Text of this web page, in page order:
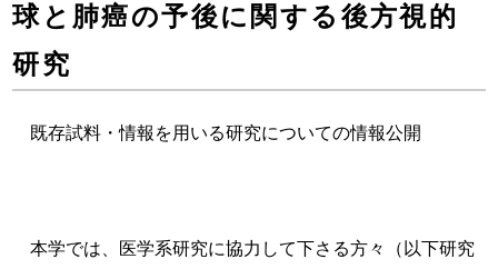
球と肺癌の予後に関する後方視的
研究
既存試料・情報を用いる研究についての情報公開
本学では、医学系研究に協力して下さる方々（以下研究